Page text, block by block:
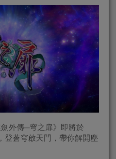
外傳─穹之扉》即將於
登蒼穹啟天門，帶你解開塵